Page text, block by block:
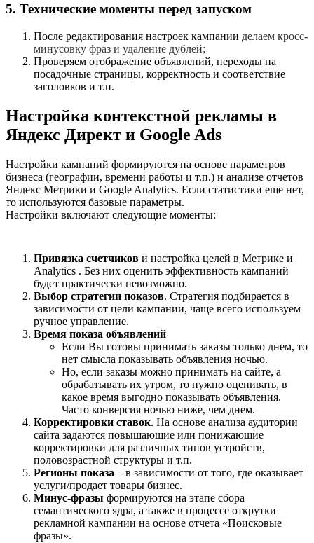
5. Технические моменты перед запуском
После редактирования настроек кампании делаем кросс-
минусовку фраз и удаление дублей;
Проверяем отображение объявлений, переходы на
посадочные страницы, корректность и соответствие
заголовков и т.п.
Настройка контекстной рекламы в
Яндекс Директ и Google Ads
Настройки кампаний формируются на основе параметров
бизнеса (географии, времени работы и т.п.) и анализе отчетов
Яндекс Метрики и Google Analytics. Если статистики еще нет,
то используются базовые параметры.
Настройки включают следующие моменты:
Привязка счетчиков и настройка целей в Метрике и
Analytics . Без них оценить эффективность кампаний
будет практически невозможно.
Выбор стратегии показов. Стратегия подбирается в
зависимости от цели кампании, чаще всего используем
ручное управление.
Время показа объявлений
Если Вы готовы принимать заказы только днем, то
нет смысла показывать объявления ночью.
Но, если заказы можно принимать на сайте, а
обрабатывать их утром, то нужно оценивать, в
какое время выгодно показывать объявления.
Часто конверсия ночью ниже, чем днем.
Корректировки ставок. На основе анализа аудитории
сайта задаются повышающие или понижающие
корректировки для различных типов устройств,
половозрастной структуры и т.п.
Регионы показа – в зависимости от того, где оказывает
услуги/продает товары бизнес.
Минус-фразы формируются на этапе сбора
семантического ядра, а также в процессе открутки
рекламной кампании на основе отчета «Поисковые
фразы».